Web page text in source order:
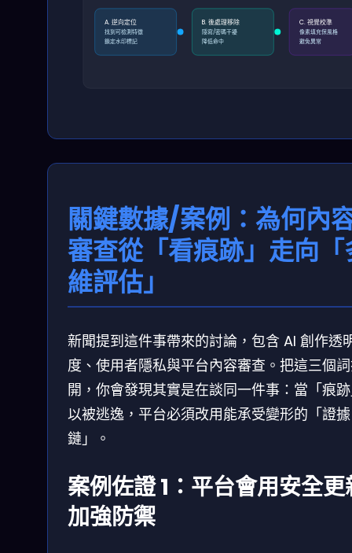
A. 逆向定位
找到可檢測特徵
鎖定水印標記
B. 後處理移除
隱寫/密碼干擾
降低命中
C. 視覺校準
像素填充保風格
避免異常
關鍵數據/案例：為何內
審查從「看痕跡」走向「
維評估」
新聞提到這件事帶來的討論，包含 AI 創作透
度、使用者隱私與平台內容審查。把這三個
開，你會發現其實是在談同一件事：當「痕
以被逃逸，平台必須改用能承受變形的「證據
鏈」。
案例佐證 1：平台會用安全更
加強防禦